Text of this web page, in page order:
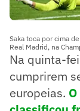
Saka toca por cima
Real Madrid, na
Na quinta-
cumprirem
europeias.